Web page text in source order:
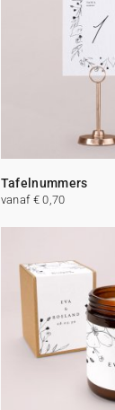
Tafelnummers
vanaf € 0,70